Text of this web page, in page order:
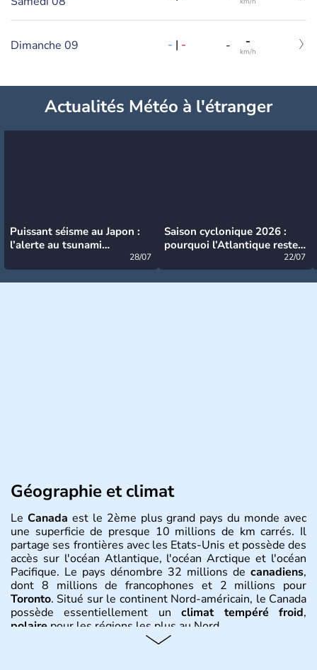
Dimanche 09 - | - - -
km/h
Actualités Météo à l'étranger
Puissant séisme au Japon :
l’alerte au tsunami
28/07
Saison cyclonique 2026 :
pourquoi l’Atlantique reste
22/07
Géographie et climat
Le Canada est le 2ème plus grand pays du monde avec
une superficie de presque 10 millions de km carrés. Il
partage ses frontières avec les Etats-Unis et possède des
accès sur l'océan Atlantique, l'océan Arctique et l'océan
Pacifique. Le pays dénombre 32 millions de canadiens,
dont 8 millions de francophones et 2 millions pour
Toronto. Situé sur le continent Nord-américain, le Canada
possède essentiellement unclimat tempéré froid,
polaire pour les régions les plus au Nord.